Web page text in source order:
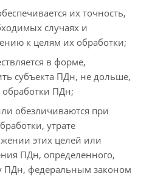
их точность,
случаях и
к целям их обработки;
в форме,
субъекта ПДн, не дольше,
обработки ПДн;
обезличиваются при
утрате
этих целей или
ПДн, определенного,
ПДн, федеральным законом